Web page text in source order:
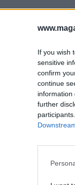
If you wish
sensitive
confirm
continue
information
further
marionett Ebba
innehåll.